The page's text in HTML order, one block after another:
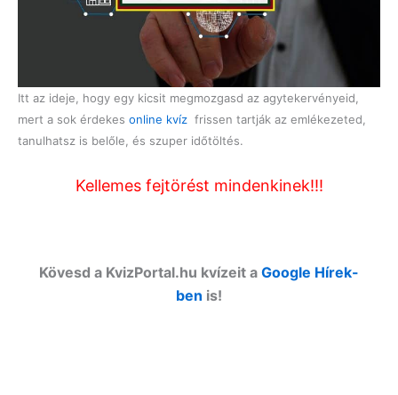
Itt az ideje, hogy egy kicsit megmozgasd az agytekervényeid,
mert a sok érdekes online kvíz frissen tartják az emlékezeted,
tanulhatsz is belőle, és szuper időtöltés.
Kellemes fejtörést mindenkinek!!!
Kövesd a KvizPortal.hu kvízeit a Google Hírek-
ben is!